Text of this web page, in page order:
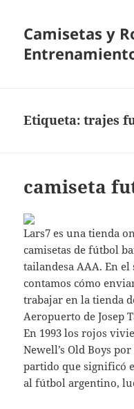
Camisetas y
Etiqueta:trajes
camiseta
Lars7 es una tienda
camisetas de fútbol
tailandesa AAA. En
contamos cómo
trabajar en la tienda
Aeropuerto de Josep
En 1993 los rojos
Newell’s Old Boys
partido que significó
al fútbol argentino,